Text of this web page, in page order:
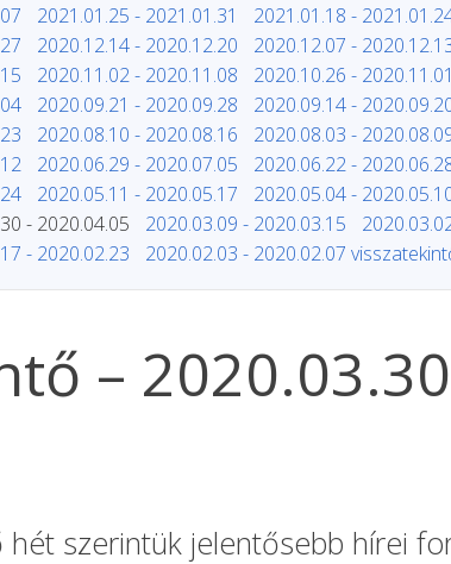
2021.01.25 - 2021.01.31 2021.01.18 -
2020.12.14 - 2020.12.20 2020.12.07 -
2020.11.02 - 2020.11.08 2020.10.26 - 2020.11.01
2020.09.21 - 2020.09.28 2020.09.14 -
2020.08.10 - 2020.08.16 2020.08.03 -
2020.06.29 - 2020.07.05 2020.06.22 -
2020.05.11 - 2020.05.17 2020.05.04 -
- 2020.04.05 2020.03.09 - 2020.03.15
- 2020.02.23 2020.02.03 - 2020.02.07
–
hét szerintük jelentősebb hírei